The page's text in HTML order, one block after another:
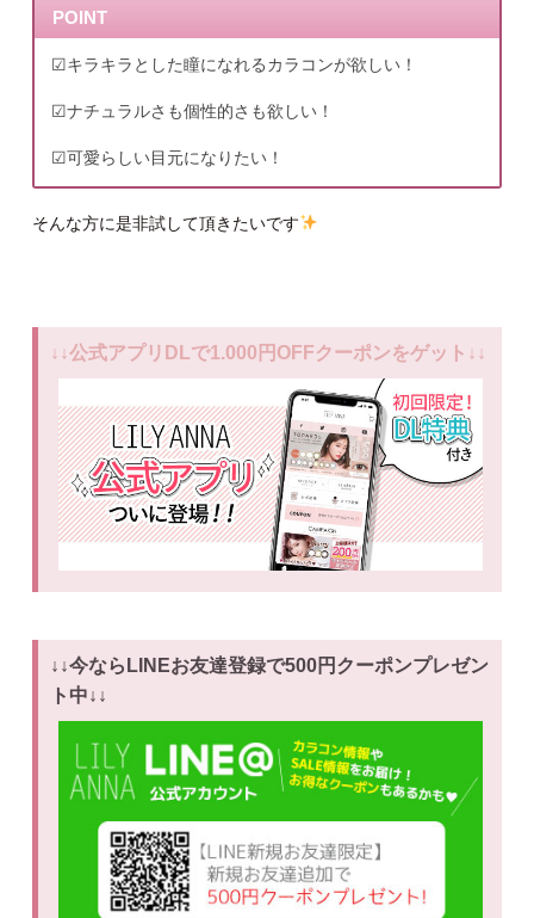
POINT
☑︎キラキラとした瞳になれるカラコンが欲しい！
☑︎ナチュラルさも個性的さも欲しい！
☑︎可愛らしい目元になりたい！
そんな方に是非試して頂きたいです
↓↓公式アプリDLで1.000円OFFクーポンをゲット↓↓
↓↓今ならLINEお友達登録で500円クーポンプレゼン
ト中↓↓